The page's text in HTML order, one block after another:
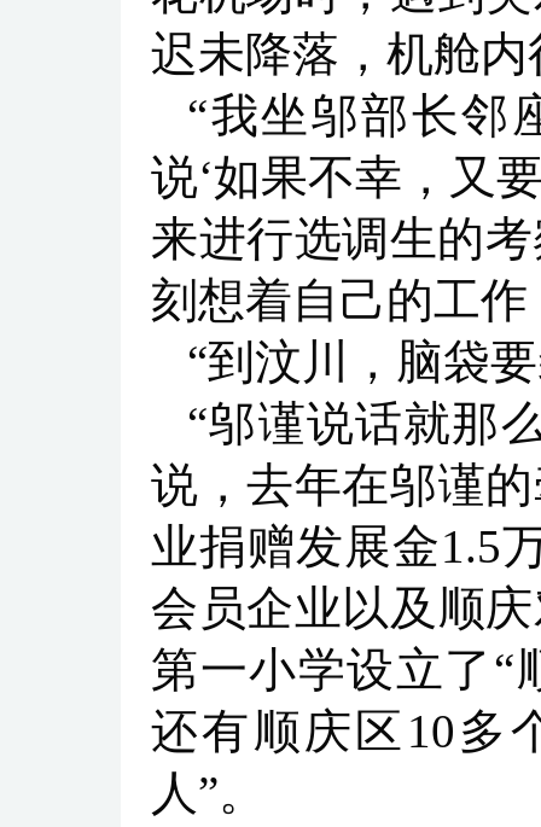
迟未降落，机舱
“我坐邬部长邻
说‘如果不幸，又
来进行选调生的
刻想着自己的工
“到汶川，脑袋
“邬谨说话就那
说，去年在邬谨
业捐赠发展金1.5
会员企业以及顺
第一小学设立了“
还有顺庆区10多
人”。